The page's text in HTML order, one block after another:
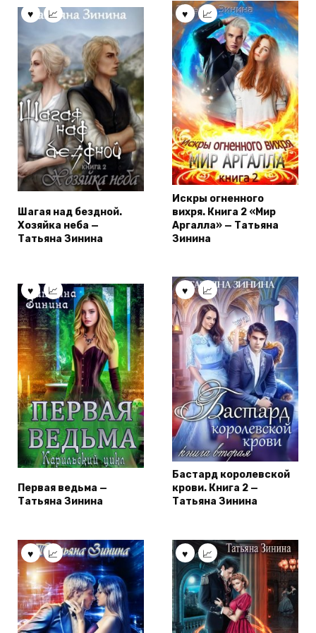
Шагая над бездной.
Хозяйка неба —
Татьяна Зинина
Искры огненного
вихря. Книга 2 «Мир
Аргалла» — Татьяна
Зинина
Первая ведьма —
Татьяна Зинина
Бастард королевской
крови. Книга 2 —
Татьяна Зинина